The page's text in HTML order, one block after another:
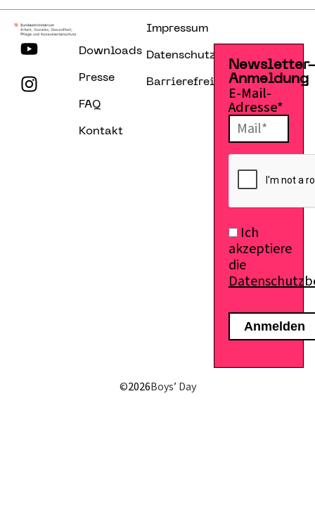
Downloads
Presse
FAQ
Kontakt
Impressum
Datenschutzerklärung
Barrierefreiheitserklärung
Anmeldung
E-Mail-
Adresse*
Ich
akzeptiere
die
©2026Boys’ Day